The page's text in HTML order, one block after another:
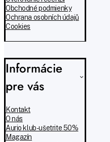
Obchodné podmienky
Ochrana osobních údajů
Cookies
Informácie
pre vás
Kontakt
O nás
Aurio klub - ušetrite 50%
Magazín